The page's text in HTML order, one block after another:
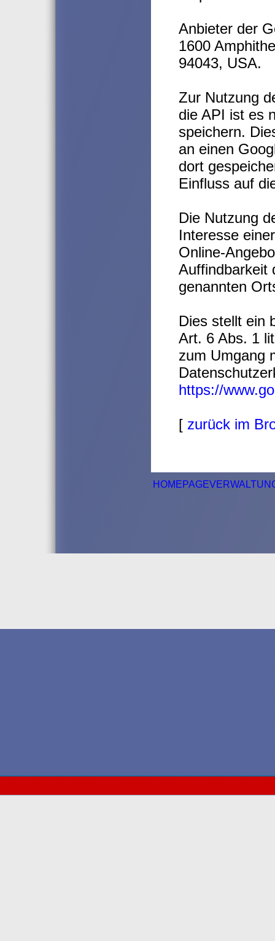
Anbieter der
1600
94043, USA.
Zur Nutzung
die API ist es
speichern.
an einen
dort
Einfluss auf
Die Nutzung
Interesse
Online-
Auffindbarkeit
genannten
Dies stellt ein
Art. 6 Abs. 1
zum Umgang
https://
[ zurück im